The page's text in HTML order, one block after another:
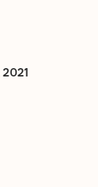
2021